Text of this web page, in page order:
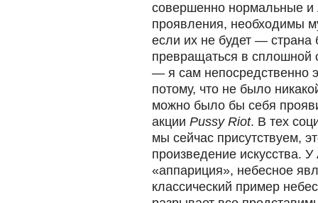
совершенно нормальные
проявления, необходимы
если их не будет — страна
превращаться в сплошной
— я сам непосредственно
потому, что не было
можно было бы себя
акции Pussy Riot. В тех
мы сейчас присутствуем,
произведение искусства.
«аппариция», небесное
классический пример